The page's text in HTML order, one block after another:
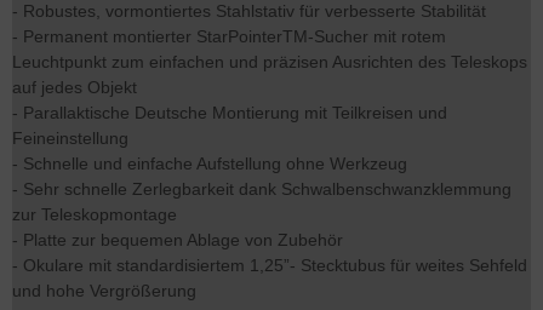
- Robustes, vormontiertes Stahlstativ für verbesserte Stabilität
- Permanent montierter StarPointerTM-Sucher mit rotem
Leuchtpunkt zum einfachen und präzisen Ausrichten des Teleskops
auf jedes Objekt
- Parallaktische Deutsche Montierung mit Teilkreisen und
Feineinstellung
- Schnelle und einfache Aufstellung ohne Werkzeug
- Sehr schnelle Zerlegbarkeit dank Schwalbenschwanzklemmung
zur Teleskopmontage
- Platte zur bequemen Ablage von Zubehör
- Okulare mit standardisiertem 1,25”- Stecktubus für weites Sehfeld
und hohe Vergrößerung